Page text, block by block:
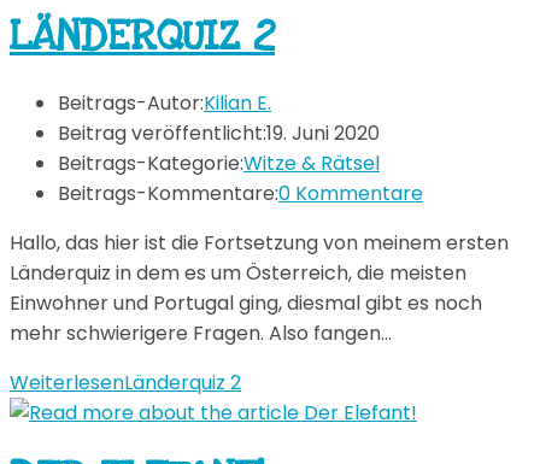
LÄNDERQUIZ 2
Beitrags-Autor:Kilian E.
Beitrag veröffentlicht:19. Juni 2020
Beitrags-Kategorie:Witze & Rätsel
Beitrags-Kommentare:0 Kommentare
Hallo, das hier ist die Fortsetzung von meinem ersten
Länderquiz in dem es um Österreich, die meisten
Einwohner und Portugal ging, diesmal gibt es noch
mehr schwierigere Fragen. Also fangen…
WeiterlesenLänderquiz 2